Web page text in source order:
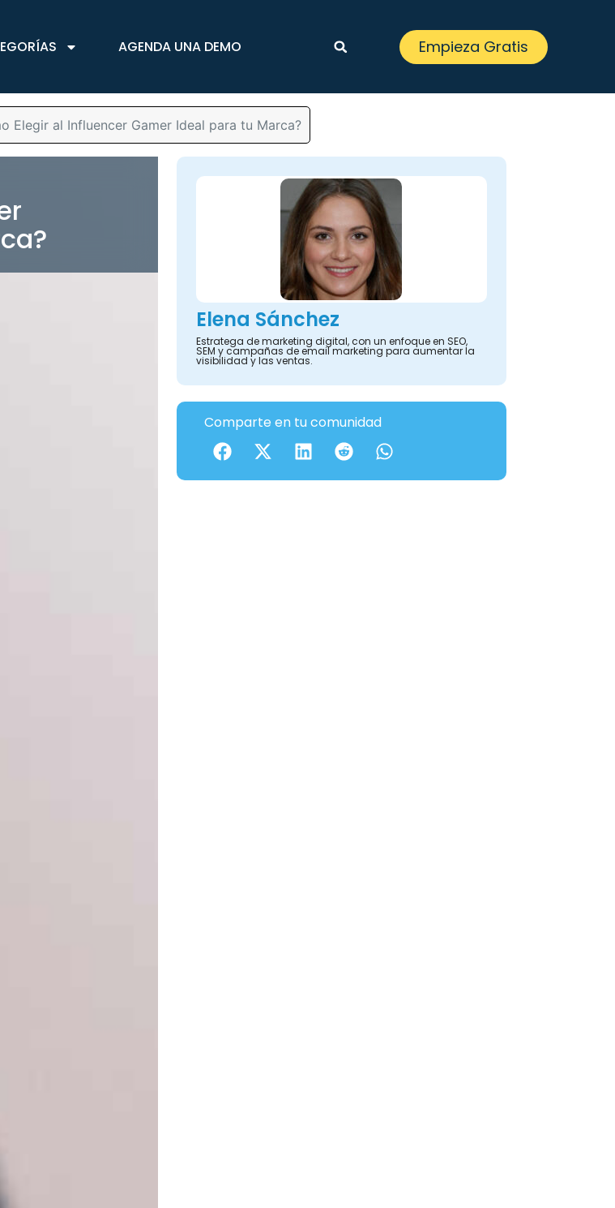
AGENDA UNA DEMO Empieza Gratis
Elegir al Influencer Gamer Ideal para tu Marca?
Elena Sánchez
Estratega de marketing digital, con un enfoque en SEO,
SEM y campañas de email marketing para aumentar la
visibilidad y las ventas.
Comparte en tu comunidad